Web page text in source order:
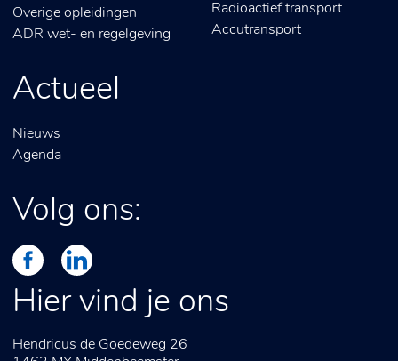
Overige opleidingen
ADR wet- en regelgeving
Radioactief transport
Accutransport
Actueel
Nieuws
Agenda
Volg ons:
Hier vind je ons
Hendricus de Goedeweg 26